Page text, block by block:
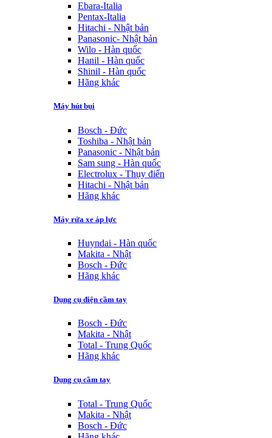
Ebara-Italia
Pentax-Italia
Hitachi - Nhật bản
Panasonic- Nhật bản
Wilo - Hàn quốc
Hanil - Hàn quốc
Shinil - Hàn quốc
Hãng khác
Máy hút bụi
Bosch - Đức
Toshiba - Nhật bản
Panasonic - Nhật bản
Sam sung - Hàn quốc
Electrolux - Thụy điển
Hitachi - Nhật bản
Hãng khác
Máy rửa xe áp lực
Huyndai - Hàn quốc
Makita - Nhật
Bosch - Đức
Hãng khác
Dụng cụ điện cầm tay
Bosch - Đức
Makita - Nhật
Total - Trung Quốc
Hãng khác
Dụng cụ cầm tay
Total - Trung Quốc
Makita - Nhật
Bosch - Đức